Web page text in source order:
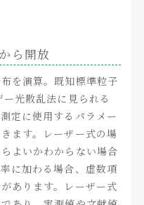
ら開放
を演算。既知標準粒子
光散乱法に見られる
定に使用するパラメー
ます。レーザー式の場
よいかわからない場合
に加わる場合、虚数項
あります。レーザー式